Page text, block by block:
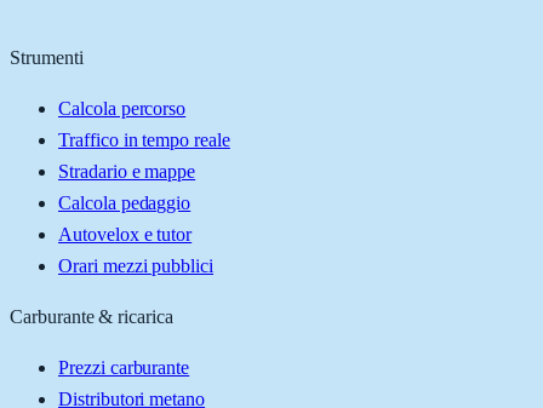
Strumenti
Calcola percorso
Traffico in tempo reale
Stradario e mappe
Calcola pedaggio
Autovelox e tutor
Orari mezzi pubblici
Carburante & ricarica
Prezzi carburante
Distributori metano